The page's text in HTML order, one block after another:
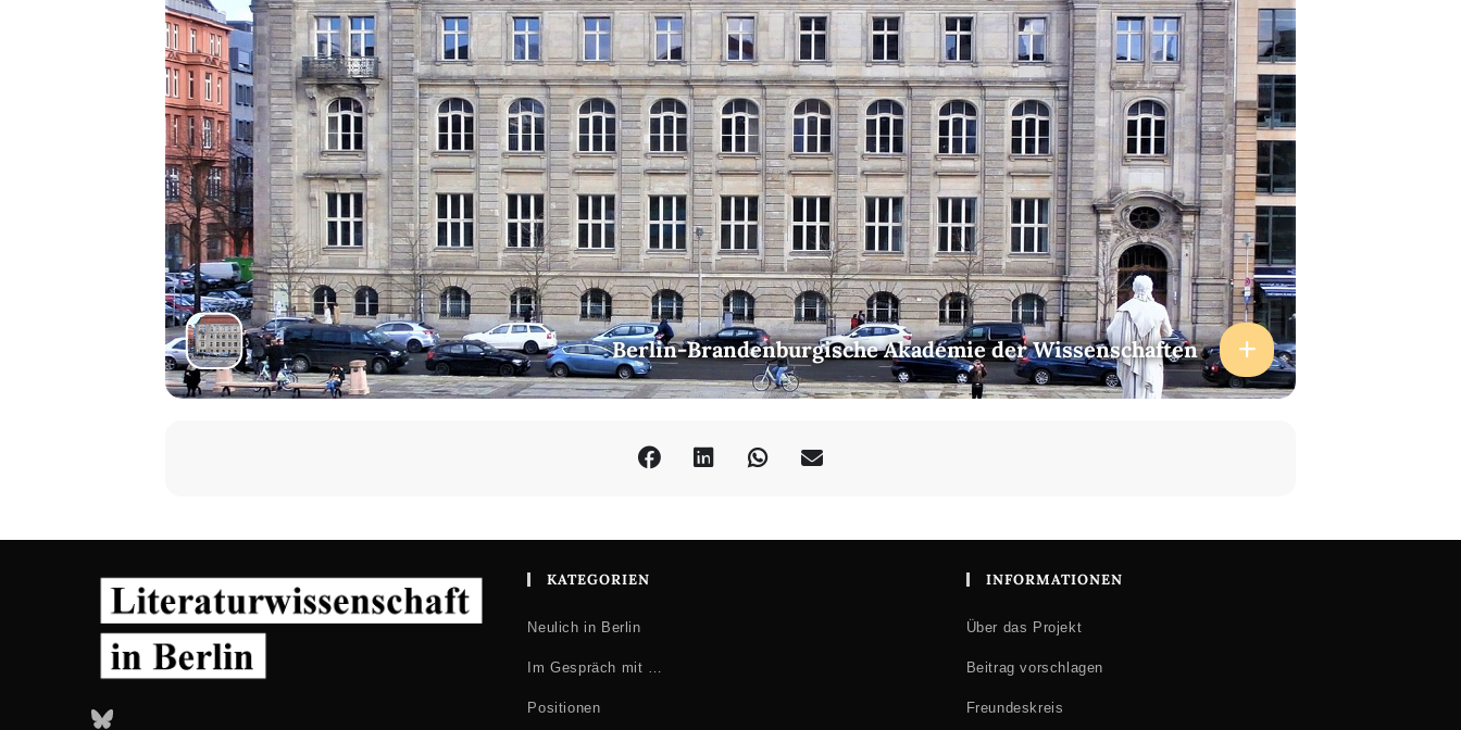
Berlin-Brandenburgische Akademie der Wissenschaften
Bluesky
KATEGORIEN
Neulich in Berlin
Im Gespräch mit …
Positionen
INFORMATIONEN
Über das Projekt
Beitrag vorschlagen
Freundeskreis